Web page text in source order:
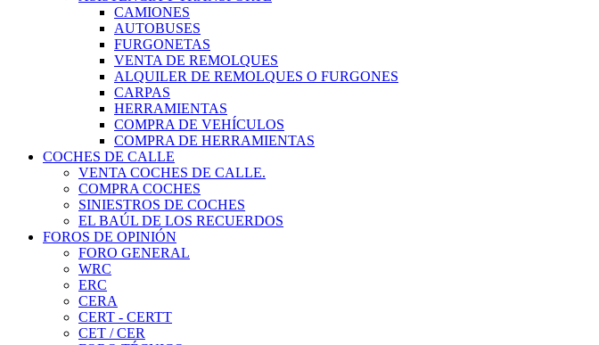
CAMIONES
AUTOBUSES
FURGONETAS
VENTA DE REMOLQUES
ALQUILER DE REMOLQUES O FURGONES
CARPAS
HERRAMIENTAS
COMPRA DE VEHÍCULOS
COMPRA DE HERRAMIENTAS
COCHES DE CALLE
VENTA COCHES DE CALLE.
COMPRA COCHES
SINIESTROS DE COCHES
EL BAÚL DE LOS RECUERDOS
FOROS DE OPINIÓN
FORO GENERAL
WRC
ERC
CERA
CERT - CERTT
CET / CER